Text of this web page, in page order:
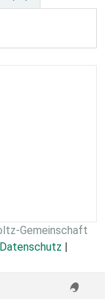
Gemeinschaft
Datenschutz |